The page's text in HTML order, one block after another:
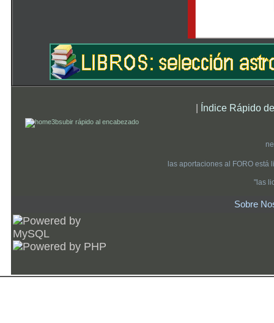
| Índice Rápido
subir rápido al encabezado
las aportaciones al FORO
"las
Sobre